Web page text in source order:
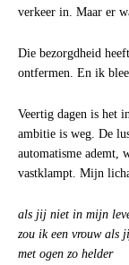
verkeer in. Maar er
Die bezorgdheid
ontfermen. En ik
Veertig dagen is het
ambitie is weg. De
automatisme ademt,
vastklampt. Mijn
als jij niet in mijn
zou ik een vrouw als
met ogen zo helder